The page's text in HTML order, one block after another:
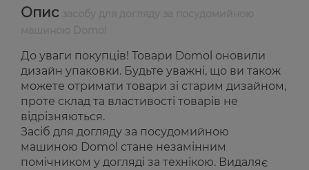
Опис
До уваги покупців! Товари Domol оновили
дизайн упаковки. Будьте уважні, що ви також
можете отримати товари зі старим дизайном,
проте склад та властивості товарів не
відрізняються.
Засіб для догляду за посудомийною
машиною Domol стане незамінним
помічником у догляді за технікою. Видаляє